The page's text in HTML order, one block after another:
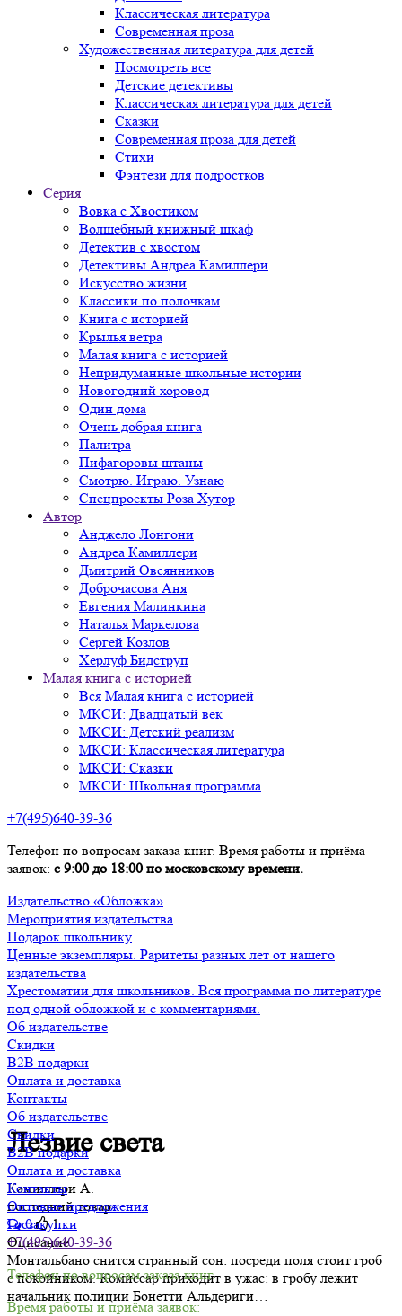
Классическая литература
Современная проза
Художественная литература для детей
Посмотреть все
Детские детективы
Классическая литература для детей
Сказки
Современная проза для детей
Стихи
Фэнтези для подростков
Серия
Вовка с Хвостиком
Волшебный книжный шкаф
Детектив с хвостом
Детективы Андреа Камиллери
Искусство жизни
Классики по полочкам
Книга с историей
Крылья ветра
Малая книга с историей
Непридуманные школьные истории
Новогодний хоровод
Один дома
Очень добрая книга
Палитра
Пифагоровы штаны
Смотрю. Играю. Узнаю
Спецпроекты Роза Хутор
Автор
Анджело Лонгони
Андреа Камиллери
Дмитрий Овсянников
Доброчасова Аня
Евгения Малинкина
Наталья Маркелова
Сергей Козлов
Херлуф Бидструп
Малая книга с историей
Вся Малая книга с историей
МКСИ: Двадцатый век
МКСИ: Детский реализм
МКСИ: Классическая литература
МКСИ: Сказки
МКСИ: Школьная программа
+7(495)640-39-36
Телефон по вопросам заказа книг. Время работы и приёма
заявок: с 9:00 до 18:00 по московскому времени.
Издательство «Обложка»
Мероприятия издательства
Подарок школьнику
Ценные экземпляры. Раритеты разных лет от нашего
издательства
Хрестоматии для школьников. Вся программа по литературе
под одной обложкой и с комментариями.
Об издательстве
Скидки
B2B подарки
Оплата и доставка
Контакты
Об издательстве
Скидки
B2B подарки
Оплата и доставка
Контакты
Оптовые предложения
Госзакупки
+7(495)640-39-36
Телефон по вопросам заказа книг.
Время работы и приёма заявок:
Лезвие света
Камиллери А.
последний товар
0
1
Описание
Монтальбано снится странный сон: посреди поля стоит гроб
с покойником. Комиссар приходит в ужас: в гробу лежит
начальник полиции Бонетти Альдериги…